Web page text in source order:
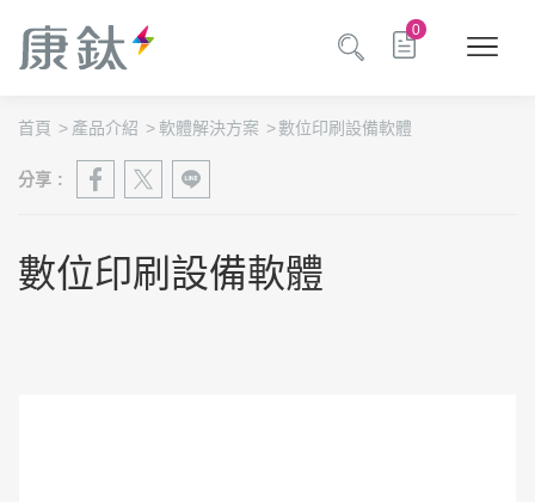
0
首頁 > 產品介紹 >軟體解決方案 >數位印刷設備軟體
分享 :
數位印刷設備軟體